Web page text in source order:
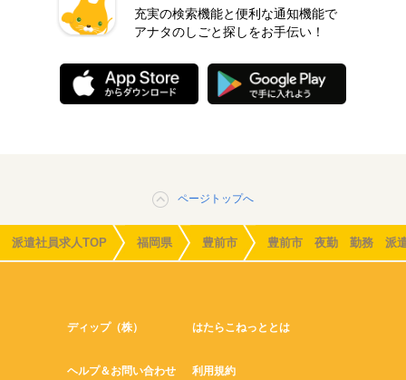
充実の検索機能と便利な通知機能で
アナタのしごと探しをお手伝い！
ページトップへ
派遣社員求人TOP 福岡県 豊前市 豊前市 夜勤 勤務 派遣
ディップ（株） はたらこねっととは
ヘルプ＆お問い合わせ 利用規約